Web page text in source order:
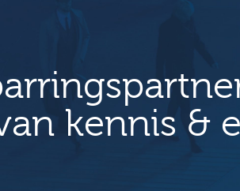
kennis &